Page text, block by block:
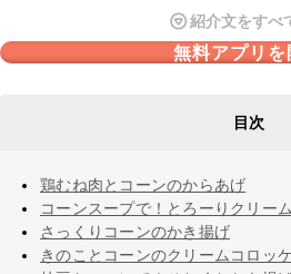
紹介文をすべ
無料アプリを
目次
鶏むね肉とコーンのからあげ
コーンスープで！とろーりクリー
さっくりコーンのかき揚げ
きのことコーンのクリームコロッケ